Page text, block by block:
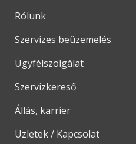
Rólunk
Szervizes beüzemelés
Ügyfélszolgálat
Szervizkereső
Állás, karrier
Üzletek / Kapcsolat